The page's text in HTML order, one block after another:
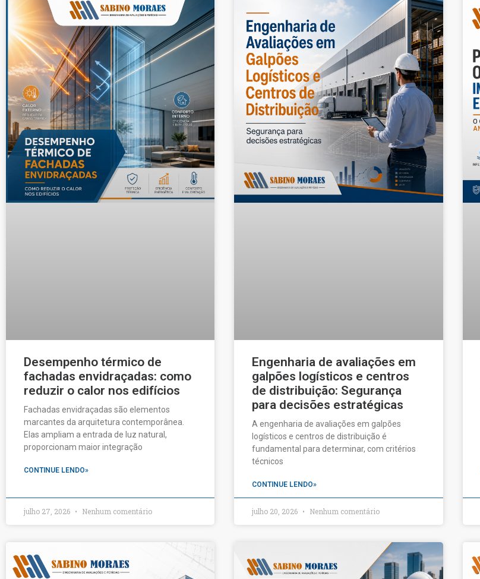
Desempenho térmico de
fachadas envidraçadas: como
reduzir o calor nos edifícios
Fachadas envidraçadas são elementos
marcantes da arquitetura contemporânea.
Elas ampliam a entrada de luz natural,
proporcionam maior integração
CONTINUE LENDO»
julho 27, 2026 Nenhum comentário
Engenharia de avaliações em
galpões logísticos e centros
de distribuição: Segurança
para decisões estratégicas
A engenharia de avaliações em galpões
logísticos e centros de distribuição é
fundamental para determinar, com critérios
técnicos
CONTINUE LENDO»
julho 20, 2026 Nenhum comentário